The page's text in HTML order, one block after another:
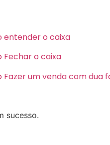
entender o caixa
Fechar o caixa
um venda com dua
sucesso.